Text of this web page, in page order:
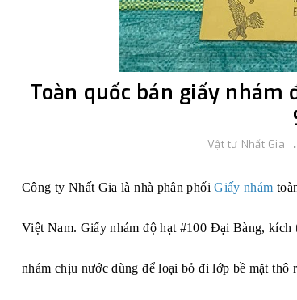
Toàn quốc bán giấy nhám
Vật tư Nhất Gia
Công ty Nhất Gia là nhà phân phốiGiấy nhám
Việt Nam. Giấy nhám độ hạt #100 Đại Bàng,
nhám chịu nước dùng để loại bỏ đi lớp bề mặt thô